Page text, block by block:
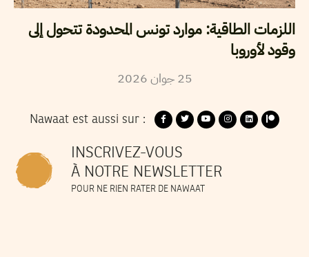
اللزمات الطاقية: موارد تونس المحدودة تتحول إلى
وقود لأوروبا
25 جوان2026
Nawaat est aussi sur :
INSCRIVEZ-VOUS
À NOTRE NEWSLETTER
POUR NE RIEN RATER DE NAWAAT